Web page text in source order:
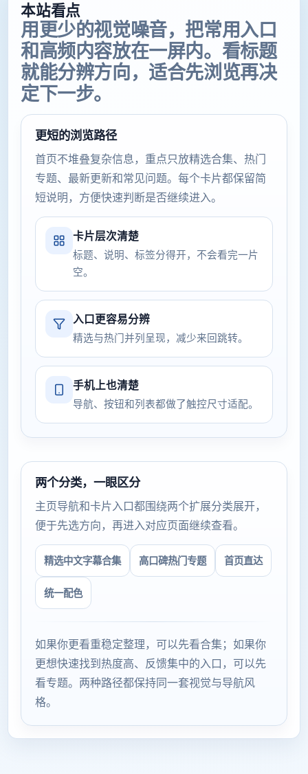
本站看点
用更少的视觉噪音，把常用入口
和高频内容放在一屏内。看标题
就能分辨方向，适合先浏览再决
定下一步。
更短的浏览路径
首页不堆叠复杂信息，重点只放精选合集、热门
专题、最新更新和常见问题。每个卡片都保留简
短说明，方便快速判断是否继续进入。
卡片层次清楚
标题、说明、标签分得开，不会看完一片
空。
入口更容易分辨
精选与热门并列呈现，减少来回跳转。
手机上也清楚
导航、按钮和列表都做了触控尺寸适配。
两个分类，一眼区分
主页导航和卡片入口都围绕两个扩展分类展开，
便于先选方向，再进入对应页面继续查看。
精选中文字幕合集 高口碑热门专题 首页直达
统一配色
如果你更看重稳定整理，可以先看合集；如果你
更想快速找到热度高、反馈集中的入口，可以先
看专题。两种路径都保持同一套视觉与导航风
格。